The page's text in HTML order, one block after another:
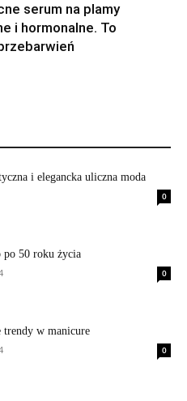
serum na plamy
i hormonalne. To
i elegancka uliczna moda
0
po 50 roku życia
0
trendy w manicure
0